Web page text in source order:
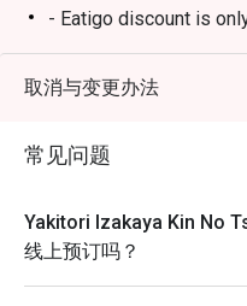
到馥郁香醇，任君选择。
・Highball | 日式居酒屋
也能品尝地道的日本风味。
- Eatigo discount is
NOT for takeaway.
- Wagyu not applicable
in your reservation, not
please edit your
both your table and
- Seating preference is
discretion. The
取消与变更办法
常见问题
Yakitori Izakaya Kin No
线上预订吗？